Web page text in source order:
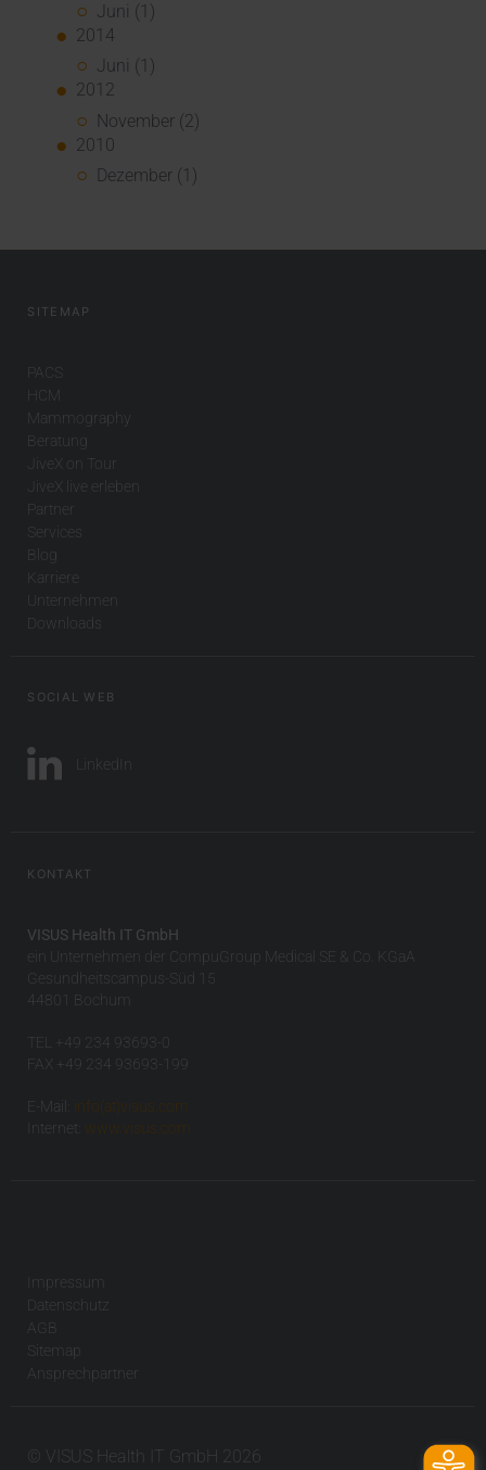
Juni (1)
2014
Juni (1)
2012
November (2)
2010
Dezember (1)
SITEMAP
PACS
HCM
Mammography
Beratung
JiveX on Tour
JiveX live erleben
Partner
Services
Blog
Karriere
Unternehmen
Downloads
SOCIAL WEB
LinkedIn
KONTAKT
VISUS Health IT GmbH
ein Unternehmen der CompuGroup Medical SE & Co. KGaA
Gesundheitscampus-Süd 15
44801 Bochum
TEL +49 234 93693-0
FAX +49 234 93693-199
E-Mail:
info(at)visus.com
Internet:
www.visus.com
Impressum
Datenschutz
AGB
Sitemap
Ansprechpartner
© VISUS Health IT GmbH 2026